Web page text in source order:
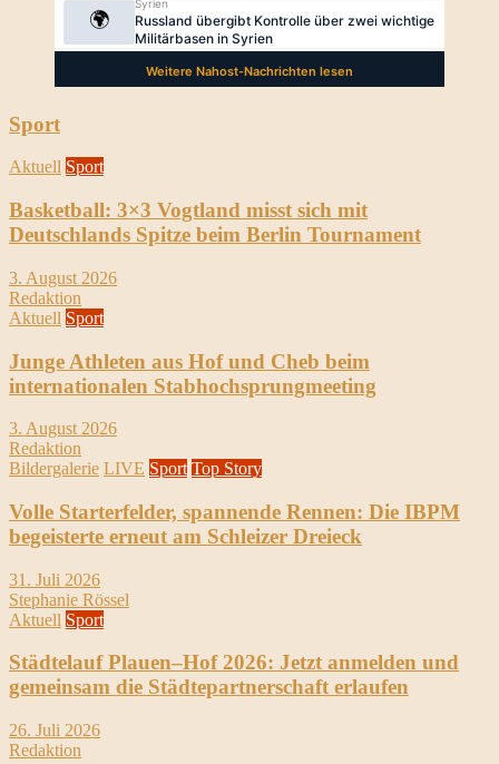
Sport
Aktuell Sport
Basketball: 3×3 Vogtland misst sich mit
Deutschlands Spitze beim Berlin Tournament
3. August 2026
Redaktion
Aktuell Sport
Junge Athleten aus Hof und Cheb beim
internationalen Stabhochsprungmeeting
3. August 2026
Redaktion
Bildergalerie LIVE Sport Top Story
Volle Starterfelder, spannende Rennen: Die IBPM
begeisterte erneut am Schleizer Dreieck
31. Juli 2026
Stephanie Rössel
Aktuell Sport
Städtelauf Plauen–Hof 2026: Jetzt anmelden und
gemeinsam die Städtepartnerschaft erlaufen
26. Juli 2026
Redaktion